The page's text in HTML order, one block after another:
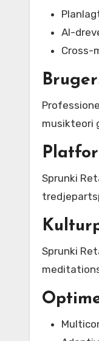
AI-
Cross-
musikteori
Sprunki
Sprunki